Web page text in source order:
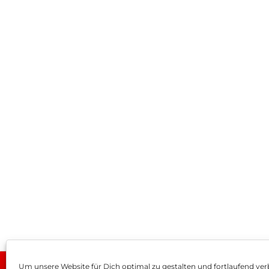
Um unsere Website für Dich optimal zu gestalten und fortlaufend